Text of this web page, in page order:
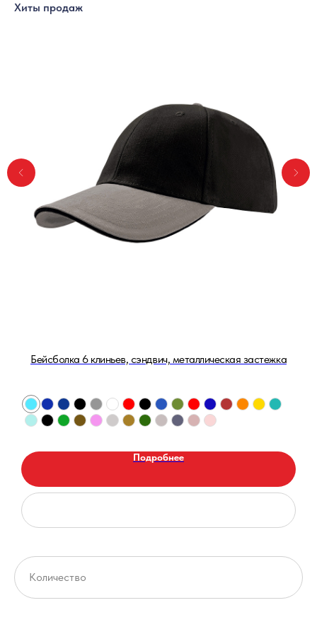
Хиты продаж
Бейсболка 6 клиньев, сэндвич, металлическая застежка
Подробнее